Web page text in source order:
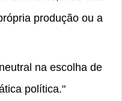
produção ou a
na escolha de
política."